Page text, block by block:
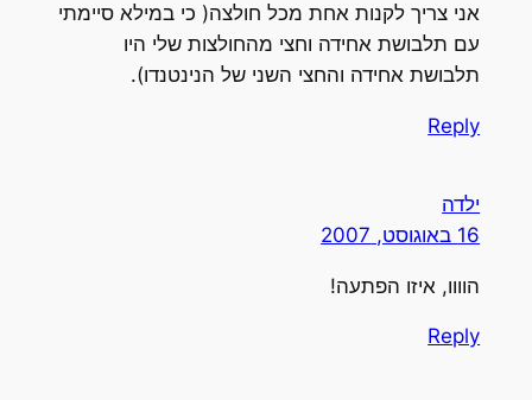
אני צריך לקנות אחת מכל חולצה( כי במילא סיימתי
עם תלבושת אחידה וחצי מהחולצות שלי היו
תלבושת אחידה והחצי השני של הנינטנדו).
Reply
ילדה
16 באוגוסט, 2007
הוווו, איזו הפתעה!
Reply